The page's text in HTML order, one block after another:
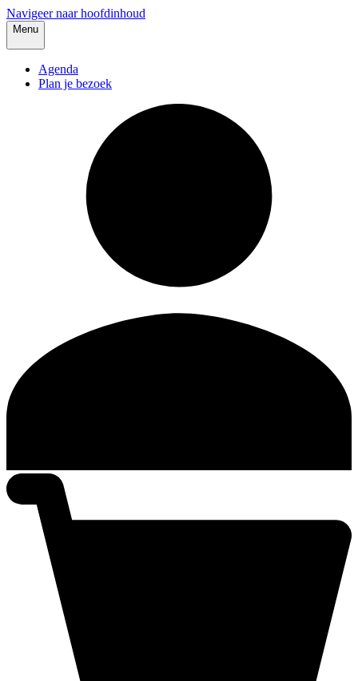
Navigeer naar hoofdinhoud
Menu
Agenda
Plan je bezoek